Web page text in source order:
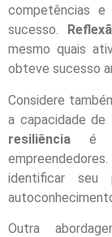
competências
sucesso.
mesmo quais
obteve sucesso
Considere
a capacidade de
resiliência é
empreendedores.
identificar seu
Outra